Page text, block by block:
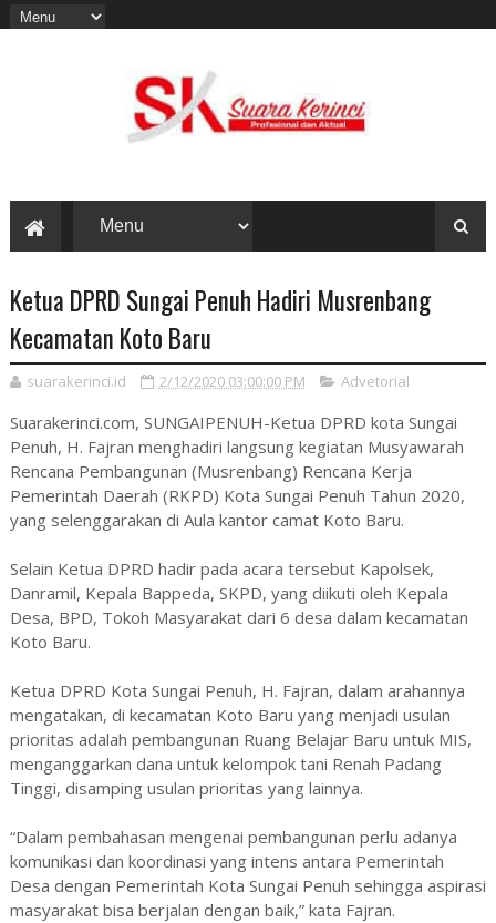
Ketua DPRD Sungai Penuh Hadiri Musrenbang
Kecamatan Koto Baru
suarakerinci.id 2/12/2020 03:00:00 PM Advetorial
Suarakerinci.com, SUNGAIPENUH-Ketua DPRD kota Sungai
Penuh, H. Fajran menghadiri langsung kegiatan Musyawarah
Rencana Pembangunan (Musrenbang) Rencana Kerja
Pemerintah Daerah (RKPD) Kota Sungai Penuh Tahun 2020,
yang selenggarakan di Aula kantor camat Koto Baru.
Selain Ketua DPRD hadir pada acara tersebut Kapolsek,
Danramil, Kepala Bappeda, SKPD, yang diikuti oleh Kepala
Desa, BPD, Tokoh Masyarakat dari 6 desa dalam kecamatan
Koto Baru.
Ketua DPRD Kota Sungai Penuh, H. Fajran, dalam arahannya
mengatakan, di kecamatan Koto Baru yang menjadi usulan
prioritas adalah pembangunan Ruang Belajar Baru untuk MIS,
menganggarkan dana untuk kelompok tani Renah Padang
Tinggi, disamping usulan prioritas yang lainnya.
“Dalam pembahasan mengenai pembangunan perlu adanya
komunikasi dan koordinasi yang intens antara Pemerintah
Desa dengan Pemerintah Kota Sungai Penuh sehingga aspirasi
masyarakat bisa berjalan dengan baik,” kata Fajran.